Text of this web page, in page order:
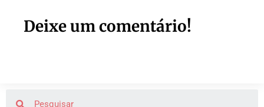
Deixe um comentário!